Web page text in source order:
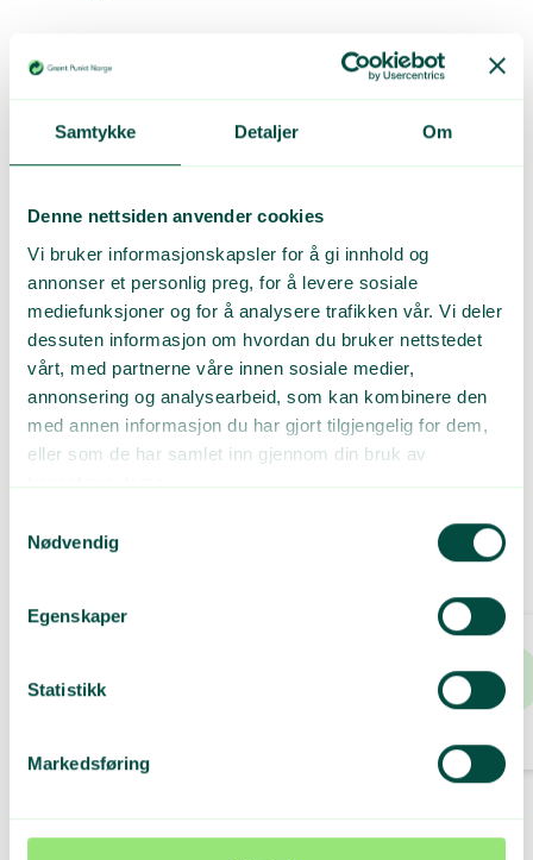
Samtykke Detaljer Om
Denne nettsiden anvender cookies
Vi bruker informasjonskapsler for å gi innhold og
annonser et personlig preg, for å levere sosiale
mediefunksjoner og for å analysere trafikken vår. Vi deler
dessuten informasjon om hvordan du bruker nettstedet
vårt, med partnerne våre innen sosiale medier,
annonsering og analysearbeid, som kan kombinere den
med annen informasjon du har gjort tilgjengelig for dem,
eller som de har samlet inn gjennom din bruk av
Nødvendig
Egenskaper
Statistikk
Markedsføring
Lær mer om
resirkulering